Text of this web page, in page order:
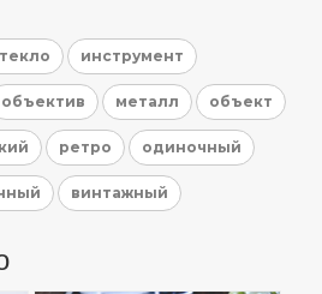
инструмент
объектив металл объект
ретро одиночный
винтажный